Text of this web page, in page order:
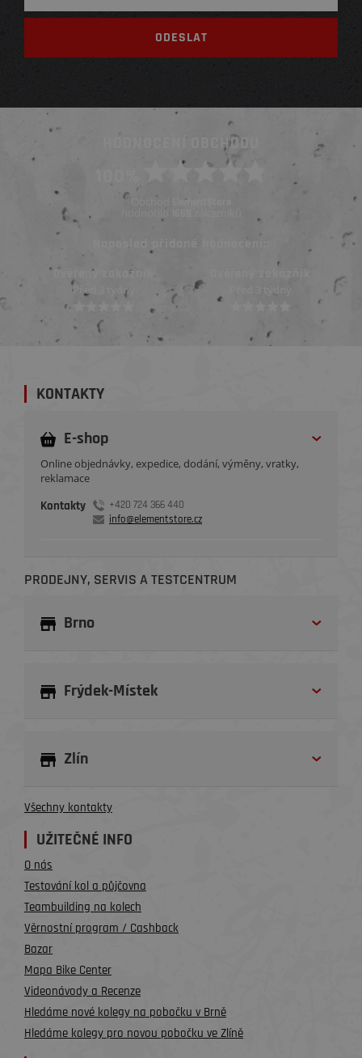
HODNOCENÍ OBCHODU
Obchod ElementStore
hodnotilo
Naposled přidané hodnocení::
Ověřený zákazník
Před 3 týdny
KONTAKTY
E-shop
Online objednávky, expedice, dodání, výměny, vratky,
reklamace
Kontakty
+420 724 366 440
info@elementstore.cz
PRODEJNY, SERVIS A TESTCENTRUM
Brno
Frýdek-Místek
Zlín
Všechny kontakty
UŽITEČNÉ INFO
O nás
Testování kol a půjčovna
Teambuilding na kolech
Věrnostní program / Cashback
Bazar
Mapa Bike Center
Videonávody a Recenze
Hledáme nové kolegy na pobočku v Brně
Hledáme kolegy pro novou pobočku ve Zlíně